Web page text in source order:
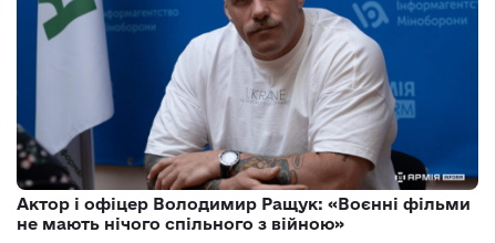
Актор і офіцер Володимир Ращук: «Воєнні фільми
не мають нічого спільного з війною»